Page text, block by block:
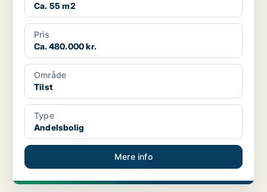
Ca. 55 m2
Pris
Ca. 480.000 kr.
Område
Tilst
Type
Andelsbolig
Mere info